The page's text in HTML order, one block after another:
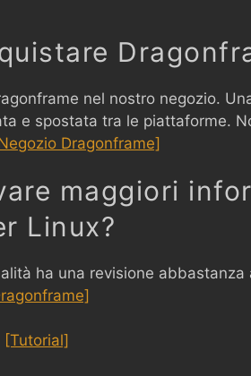
nel nostro negozio.
e spostata tra le piattaforme.
Dragonframe]
maggiori
Linux?
ha una revisione
[Tutorial]